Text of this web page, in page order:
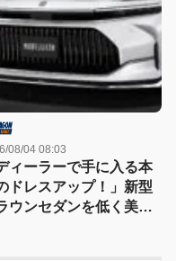
08/04 08:03
ィーラーで手に入る本
ドレスアップ！」新型
ウンセダンを低く美し